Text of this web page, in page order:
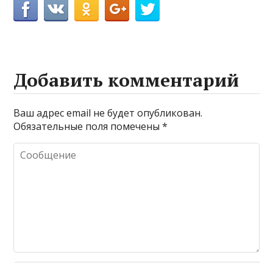
Добавить комментарий
Ваш адрес email не будет опубликован.
Обязательные поля помечены*